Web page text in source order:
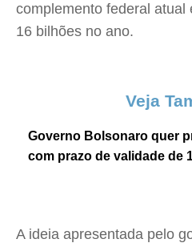
complemento federal atual
16 bilhões no ano.
Veja
Governo Bolsonaro quer
com prazo de validade de
A ideia apresentada pelo